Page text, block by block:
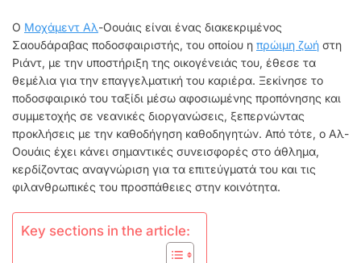
ΠΡΏΙΜΗ
ΖΩΉ,
ΑΡΧΈΣ
ΚΑΡΙΈΡΑΣ,
ΠΡΟΣΩΠΙΚΆ
ΕΠΙΤΕΎΓΜΑΤΑ
Ο Μοχάμεντ Αλ-Οουάις είναι ένας διακεκριμένος
Σαουδάραβας ποδοσφαιριστής, του οποίου η πρώιμη ζωή στη
Ριάντ, με την υποστήριξη της οικογένειάς του, έθεσε τα
θεμέλια για την επαγγελματική του καριέρα. Ξεκίνησε το
ποδοσφαιρικό του ταξίδι μέσω αφοσιωμένης προπόνησης και
συμμετοχής σε νεανικές διοργανώσεις, ξεπερνώντας
προκλήσεις με την καθοδήγηση καθοδηγητών. Από τότε, ο Αλ-
Οουάις έχει κάνει σημαντικές συνεισφορές στο άθλημα,
κερδίζοντας αναγνώριση για τα επιτεύγματά του και τις
φιλανθρωπικές του προσπάθειες στην κοινότητα.
Key sections in the article: